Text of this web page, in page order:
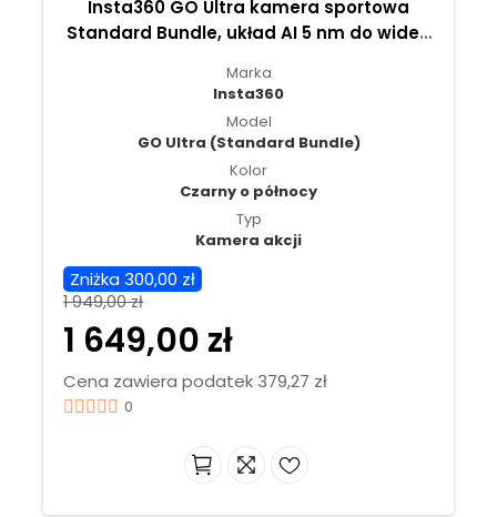
Insta360 GO Ultra kamera sportowa
Standard Bundle, układ AI 5 nm do wideo
Marka
Insta360
Model
GO Ultra (Standard Bundle)
Kolor
Czarny o północy
Typ
Kamera akcji
Zniżka 300,00 zł
1 949,00 zł
1 649,00 zł
Cena zawiera podatek 379,27 zł
0